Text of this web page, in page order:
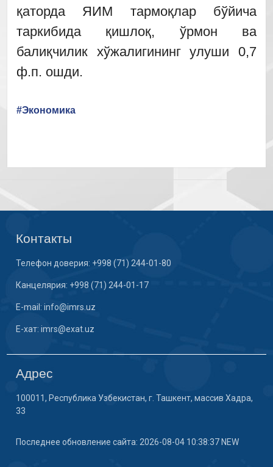
қаторда ЯИМ тармоқлар бўйича
таркибида қишлоқ, ўрмон ва
балиқчилик хўжалигининг улуши 0,7
ф.п. ошди.
#Экономика
Контакты
Телефон доверия: +998 (71) 244-01-80
Канцелярия: +998 (71) 244-01-17
E-mail: info@imrs.uz
E-хат: imrs@exat.uz
Адрес
100011, Республика Узбекистан, г. Ташкент, массив Хадра,
33
Последнее обновление сайта: 2026-08-04 10:38:37 NEW